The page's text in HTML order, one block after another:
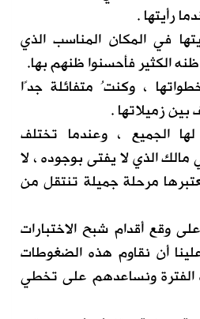
رأيتها .
في المكان المناسب الذي
الكثير فأحسنوا ظنهم بها.
، وكنتُ متفائلة جدًا
زميلاتها .
الجميع ، وعندما تختلف
مالك الذي لا يفتى بوجوده ، لا
مرحلة جميلة تنتقل من
وقع أقدام شبح الاختبارات
أن نقاوم هذه الضغوطات
الفترة ونساعدهم على تخطي